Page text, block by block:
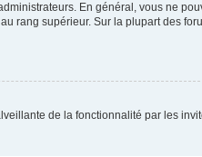
En général, vous ne
rang supérieur. Sur la plupart des
de la fonctionnalité par les